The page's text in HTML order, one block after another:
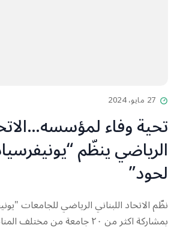
27 مايو، 2024
تحية وفاء
الرياضي ينظّم
لحود”
بمشاركة اكثر من ٢٠ جامعة من مختلف المناطق